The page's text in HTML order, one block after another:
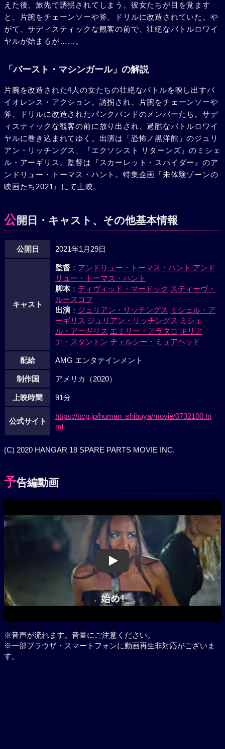
えた後、旅先で誘拐されてしまう。彼女たちが目を覚ます
と、片腕をチェーンソーや斧、ドリルに改造されていた。や
がて、サディスティックな観客の前で、壮絶なバトルロワイ
ヤルが始まるが……。
「バースト・マシンガール」の解説
片腕を改造された4人の女たちの壮絶なバトルを映し出すバ
イオレンス・アクション。誘拐され、片腕をチェーンソーや
斧、ドリルに改造されたパンクバンドのメンバーたち。サデ
ィスティックな観客の前に放り出され、過酷なバトルロワイ
ヤルに巻き込まれてゆく。出演は「恐怖ノ黒洋館」のジュリ
アン・リッチングス、『エクソシスト リターンズ』のミシェ
ル・アーギリス。監督は『スカーレット・スパイダー』のア
ンドリュー・トーマス・ハント。特集企画『未体験ゾーンの
映画たち2021』にて上映。
公開日・キャスト、その他基本情報
公開日 2021年1月29日
キャスト
監督： アンドリュー・トーマス・ハント アンド
リュー・トーマス・ハント
脚本： ディヴィッド・マードック スティーヴ・
ルースコフ
出演： ジュリアン・リッチングス ミシェル・ア
ーギリス ジュリアン・リッチングス ミシェ
ル・アーギリス エミリー・アラタロ キリア
ナ・スタントン チェルシー・ミュアヘッド
配給 AMG エンタテインメント
制作国 アメリカ（2020）
上映時間 91分
公式サイト
https://ttcg.jp/human_shibuya/movie/0732100.ht
ml
(C) 2020 HANGAR 18 SPARE PARTS MOVIE INC.
予告編動画
Play
※音声が流れます。音量にご注意ください。
※一部ブラウザ・スマートフォンに動画再生非対応がございま
す。